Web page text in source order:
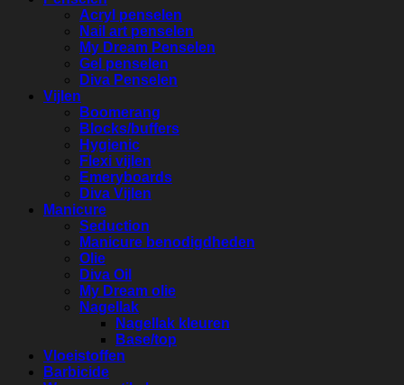
Acryl penselen
Nail art penselen
My Dream Penselen
Gel penselen
Diva Penselen
Vijlen
Boomerang
Blocks/buffers
Hygienic
Flexi vijlen
Emeryboards
Diva Vijlen
Manicure
Seduction
Manicure benodigdheden
Olie
Diva Oil
My Dream olie
Nagellak
Nagellak kleuren
Base/top
Vloeistoffen
Barbicide